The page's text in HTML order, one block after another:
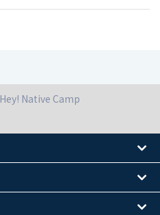
Hey! Native Camp